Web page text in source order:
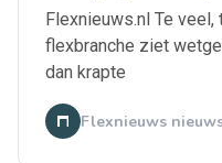
Flexnieuws.nl Te
flexbranche ziet
dan krapte
Flexnieuws